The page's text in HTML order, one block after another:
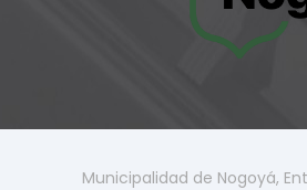
Municipalidad de Nogoyá,